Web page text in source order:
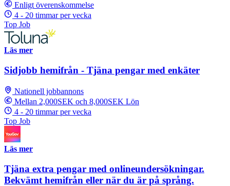
Enligt överenskommelse
4 - 20 timmar per vecka
Top Job
Läs mer
Sidjobb hemifrån - Tjäna pengar med enkäter
Nationell jobbannons
Mellan 2,000SEK och 8,000SEK Lön
4 - 20 timmar per vecka
Top Job
Läs mer
Tjäna extra pengar med onlineundersökningar.
Bekvämt hemifrån eller när du är på språng.